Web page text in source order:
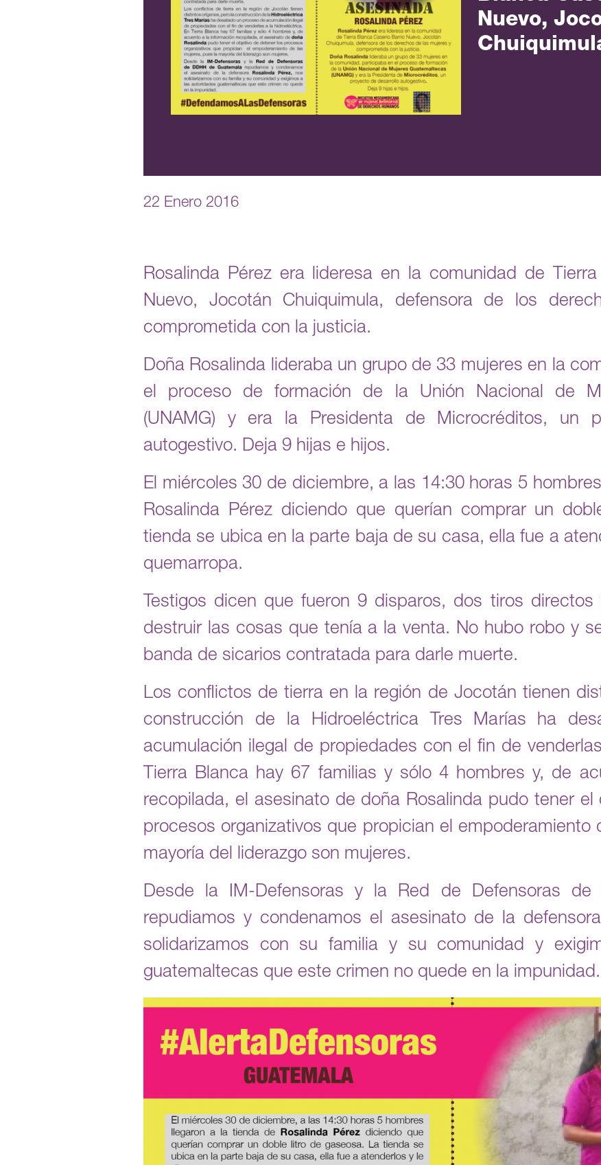
Nuevo,
22 Enero 2016
Rosalinda Pérez era lideresa en la comunidad de
Nuevo, Jocotán Chuiquimula, defensora de los
comprometida con la justicia.
Doña Rosalinda lideraba un grupo de 33 mujeres en la
el proceso de formación de la Unión Nacional de
(UNAMG) y era la Presidenta de Microcréditos, un
autogestivo. Deja 9 hijas e hijos.
El miércoles 30 de diciembre, a las 14:30 horas 5
Rosalinda Pérez diciendo que querían comprar un
tienda se ubica en la parte baja de su casa, ella fue a
quemarropa.
Testigos dicen que fueron 9 disparos, dos tiros
destruir las cosas que tenía a la venta. No hubo robo y
banda de sicarios contratada para darle muerte.
Los conflictos de tierra en la región de Jocotán tienen
construcción de la Hidroeléctrica Tres Marías ha
acumulación ilegal de propiedades con el fin de
Tierra Blanca hay 67 familias y sólo 4 hombres y, de
recopilada, el asesinato de doña Rosalinda pudo tener
procesos organizativos que propician el empoderamiento
mayoría del liderazgo son mujeres.
Desde la IM-Defensoras y la Red de Defensoras de
repudiamos y condenamos el asesinato de la
solidarizamos con su familia y su comunidad y
guatemaltecas que este crimen no quede en la impunidad.